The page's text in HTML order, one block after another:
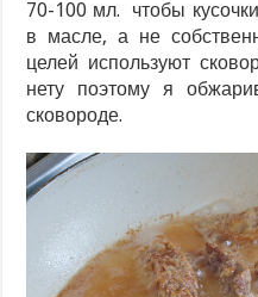
70-100 мл. чтобы
в масле, а не
целей используют
нету поэтому я
сковороде.